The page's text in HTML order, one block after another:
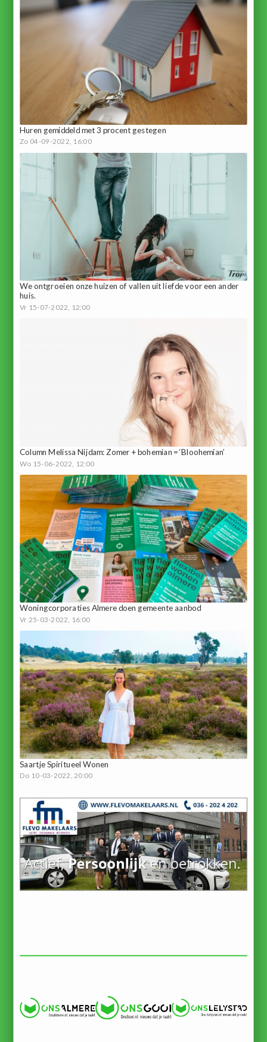
Huren gemiddeld met 3 procent gestegen
Zo 04-09-2022, 16:00
We ontgroeien onze huizen of vallen uit liefde voor een ander
huis.
Vr 15-07-2022, 12:00
Column Melissa Nijdam: Zomer + bohemian = ‘Bloohemian’
Wo 15-06-2022, 12:00
Woningcorporaties Almere doen gemeente aanbod
Vr 25-03-2022, 16:00
Saartje Spiritueel Wonen
Do 10-03-2022, 20:00